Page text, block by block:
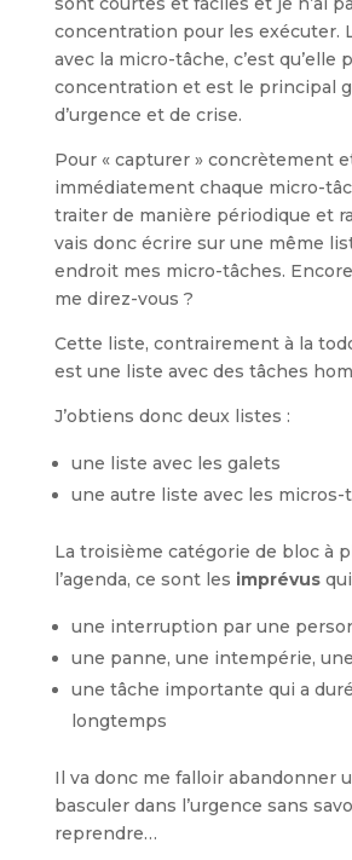
concentration pour les exécuter.
avec la micro-tâche, c’est qu’elle
concentration et est le principal
d’urgence et de crise.
Pour « capturer » concrètement
immédiatement chaque micro-
traiter de manière périodique et
vais donc écrire sur une même
endroit mes micro-tâches.
me direz-vous ?
Cette liste, contrairement à la
est une liste avec des tâches
J’obtiens donc deux listes :
une liste avec les galets
une autre liste avec les micros-
La troisième catégorie de bloc à
l’agenda, ce sont les imprévusqui
une interruption par une
une panne, une intempérie,
une tâche importante qui a
longtemps
Il va donc me falloir abandonner
basculer dans l’urgence sans
reprendre…